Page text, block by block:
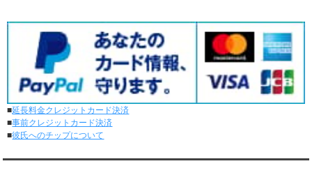
5/18～5/24
レンタル彼氏と153回の通常デートがありました。
レンタル彼氏と1回のオンラインデートがありました。
5/11～5/17
レンタル彼氏と164回の通常デートがありました。
レンタル彼氏と2回のオンラインデートがありました。
5/4～5/10
レンタル彼氏と151回の通常デートがありました。
レンタル彼氏と2回のオンラインデートがありました。
■延長料金クレジットカード決済
■事前クレジットカード決済
■彼氏へのチップについて